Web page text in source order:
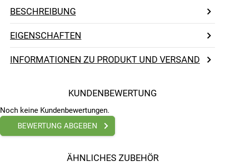
BESCHREIBUNG
EIGENSCHAFTEN
INFORMATIONEN ZU PRODUKT UND VERSAND
KUNDENBEWERTUNG
Noch keine Kundenbewertungen.
BEWERTUNG ABGEBEN
ÄHNLICHES ZUBEHÖR